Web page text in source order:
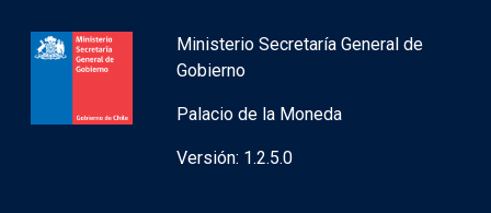
Ministerio Secretaría General de
Gobierno
Palacio de la Moneda
Versión: 1.2.5.0